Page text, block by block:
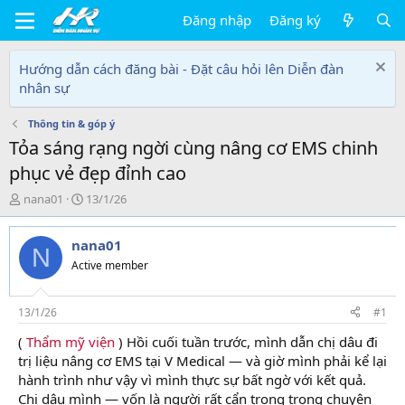
Đăng nhập Đăng ký
Hướng dẫn cách đăng bài - Đặt câu hỏi lên Diễn đàn
nhân sự
Thông tin & góp ý
Tỏa sáng rạng ngời cùng nâng cơ EMS chinh
phục vẻ đẹp đỉnh cao
T
h
r
e
d
s
t
a
r
t
e
r
nana01
N
g
à
y
g
i
13/1/26
N nana01
Active member
13/1/26 #1
( Thẩm mỹ viện ) Hồi cuối tuần trước, mình dẫn chị dâu đi
trị liệu nâng cơ EMS tại V Medical — và giờ mình phải kể lại
hành trình như vậy vì mình thực sự bất ngờ với kết quả.
Chị dâu mình — vốn là người rất cẩn trọng trong chuyện